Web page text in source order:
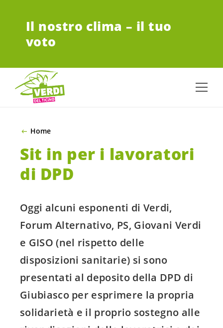
Il nostro clima – il tuo
voto
Home
Sit in per i lavoratori
di DPD
Oggi alcuni esponenti di Verdi,
Forum Alternativo, PS, Giovani Verdi
e GISO (nel rispetto delle
disposizioni sanitarie) si sono
presentati al deposito della DPD di
Giubiasco per esprimere la propria
solidarietà e il proprio sostegno alle